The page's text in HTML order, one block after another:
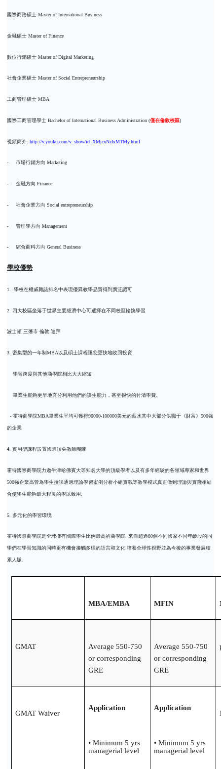
國際商務碩士 Master of International Business
金融碩士 Master of Finance
數位行銷碩士 Master of Digital Marketing
社會企業碩士 Master of Social Entrepreneurship
工商管理碩士 MBA
國際工商管理學士 Bachelor of International Business Administration (僅在倫敦校區)
視頻簡介:http://v.youku.com/v_show/id_XMjcxNzIxMTMy.html
- 市場行銷方向 Marketing
- 金融方向 Finance
- 社會企業方向 Social entrepreneurship
- 管理學方向 Management
- 綜合商科方向 General Business
學校優勢
1. 學校在權威雜誌排名中表現優異教學品質得到廣泛認可
2. 四大校區坐落于世界主要經濟中心可選擇在不同校區輪換學習
波士頓 三藩市 倫敦 迪拜
3.密集型的一年制MBA 以及碩士課程讓您更快地收回投資
·學習跨度與其他商學院相比大大縮短
·畢業生能夠更早地充分利用他們的謀生能力，甚至很快的付清學費。
-·霍特商學院MBA畢業生平均可獲得90000-100000美元的薪水其中大部分供職于《財富》500強
的企業
4.實用型課程設置國際頂尖教師團隊
霍特國際商學院力邀牛津哈佛賓大等知名大學的頂級學者以及有多年經驗的各領域專家和世界
500強企業高管為學生授課通過理論學習案例分析小組實戰等教學模式真正做到理論與實踐相結
合使學生能夠最大程度的學以致用
5. 多元化的學習環境
霍特國際商學院是全球擁有國際學生比例最高的商學院.來自超過80個不同國家不同年齡段的同
學們在學習知識的同時更有機會接觸多樣的語言和文化 培養全球性視野並為今後的事業發展積
累人脈.
MBA/EMBA MFIN
GMAT
Average 550-750
or corresponding
GRE
Average 550-750
or corresponding
GRE
GMAT Waiver
Application
• Minimum 5 yrs
managerial level
Application
• Minimum 5 yrs
managerial level